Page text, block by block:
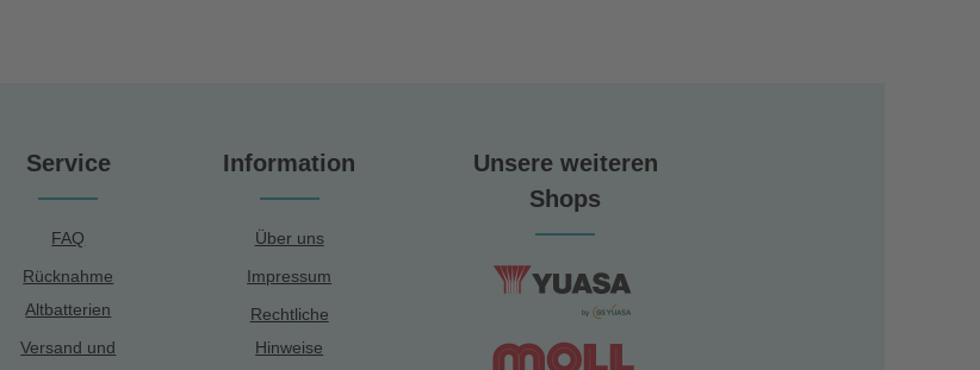
Service
FAQ
Rücknahme
Altbatterien
Versand und
Information
Über uns
Impressum
Rechtliche
Hinweise
Unsere weiteren
Shops